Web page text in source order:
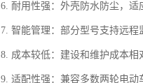
6. 耐用性强：外壳防水防尘，适
7. 智能管理：部分型号支持远程
8. 成本较低：建设和维护成本相
9. 适配性强：兼容多数两轮电动